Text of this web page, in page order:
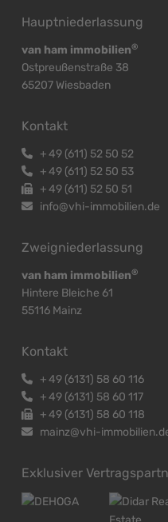
Hauptniederlassung
van ham immobilien®
Ostpreußenstraße 38
65207 Wiesbaden
Kontakt
+49 (611) 52 50 52
+49 (611) 52 50 53
+49 (611) 52 50 51
info@vhi-immobilien.de
Zweigniederlassung
van ham immobilien®
Hintere Bleiche 61
55116 Mainz
Kontakt
+49 (6131) 58 60 116
+49 (6131) 58 60 117
+49 (6131) 58 60 118
mainz@vhi-
Exklusiver